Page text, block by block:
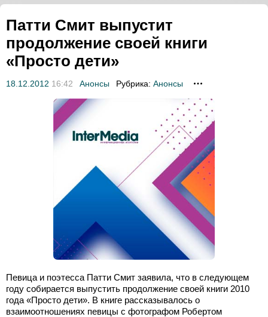
Патти Смит выпустит
продолжение своей книги
«Просто дети»
18.12.2012 16:42 Анонсы Рубрика: Анонсы
Певица и поэтесса Патти Смит заявила, что в следующем
году собирается выпустить продолжение своей книги 2010
года «Просто дети». В книге рассказывалось о
взаимоотношениях певицы с фотографом Робертом